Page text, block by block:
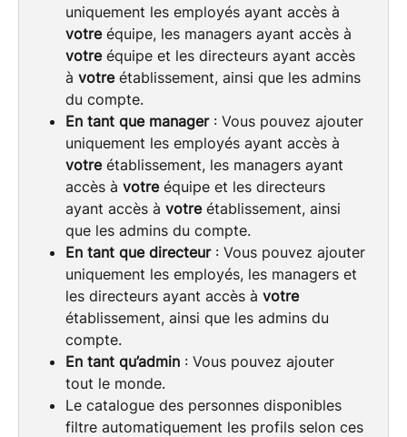
uniquement les employés ayant accès à
votre équipe, les managers ayant accès à
votre équipe et les directeurs ayant accès
à votre établissement, ainsi que les admins
du compte.
En tant que manager : Vous pouvez ajouter
uniquement les employés ayant accès à
votre établissement, les managers ayant
accès à votre équipe et les directeurs
ayant accès à votre établissement, ainsi
que les admins du compte.
En tant que directeur : Vous pouvez ajouter
uniquement les employés, les managers et
les directeurs ayant accès à votre
établissement, ainsi que les admins du
compte.
En tant qu’admin : Vous pouvez ajouter
tout le monde.
Le catalogue des personnes disponibles
filtre automatiquement les profils selon ces